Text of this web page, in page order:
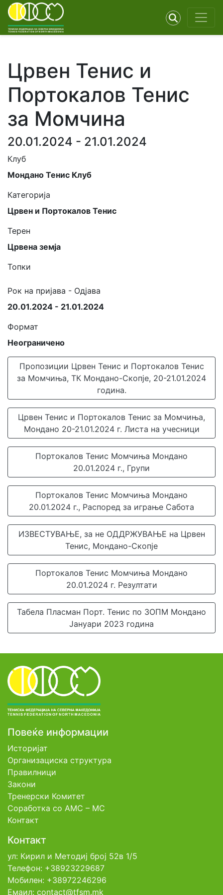
Црвен Тенис и
Портокалов Тенис
за Момчина
20.01.2024 - 21.01.2024
Клуб
Мондано Тенис Клуб
Категорија
Црвен и Портокалов Тенис
Терен
Црвена земја
Топки
Рок на пријава - Одјава
20.01.2024 - 21.01.2024
Формат
Неограничено
Пропозиции Црвен Тенис и Портокалов Тенис
за Момчиња, ТК Мондано-Скопје, 20-21.01.2024
година.
Црвен Тенис и Портокалов Тенис за Момчиња,
Мондано 20-21.01.2024 г. Листа на учесници
Портокалов Тенис Момчиња Мондано
20.01.2024 г., Групи
Портокалов Тенис Момчиња Мондано
20.01.2024 г., Распоред за играње Сабота
ИЗВЕСТУВАЊЕ, за не ОДДРЖУВАЊЕ на Црвен
Тенис, Мондано-Скопје
Портокалов Тенис Момчиња Мондано
20.01.2024 г. Резултати
Табела Пласман Порт. Тенис по ЗОПМ Мондано
Јануари 2023 година
Повеќе информации
Историјат
Организациска структура
Правилници
Закони
Тренерски Комитет
Соработка со АМС – МС
Контакт
Контакт
ул: Кирил и Методиј број 52в 1/5
Телефон: +38923229687
Мобилен: +38972246296
Емаил: contact@tfsm.mk